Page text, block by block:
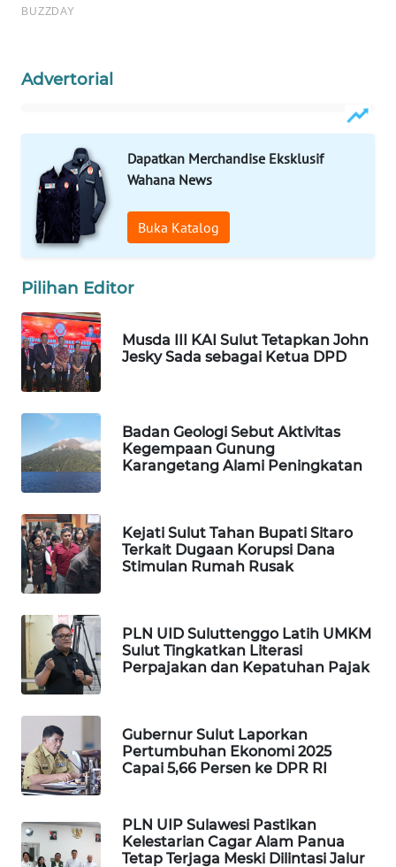
Advertorial
Dapatkan Merchandise Eksklusif
Wahana News
Buka Katalog
Pilihan Editor
Musda III KAI Sulut Tetapkan John
Jesky Sada sebagai Ketua DPD
Badan Geologi Sebut Aktivitas
Kegempaan Gunung
Karangetang Alami Peningkatan
Kejati Sulut Tahan Bupati Sitaro
Terkait Dugaan Korupsi Dana
Stimulan Rumah Rusak
PLN UID Suluttenggo Latih UMKM
Sulut Tingkatkan Literasi
Perpajakan dan Kepatuhan Pajak
Gubernur Sulut Laporkan
Pertumbuhan Ekonomi 2025
Capai 5,66 Persen ke DPR RI
PLN UIP Sulawesi Pastikan
Kelestarian Cagar Alam Panua
Tetap Terjaga Meski Dilintasi Jalur
WAHANA
INFRASTRUKTUR
WAHANA
KONSUMEN
LISTRIK
WAHANA
TRAVEL
TV
WAHANANEWS
ID
WAHANANEWS
CO ID
WAHANANEWS
NET
WAHANA
WAHANA
UMKM
WAHANA
SELEB